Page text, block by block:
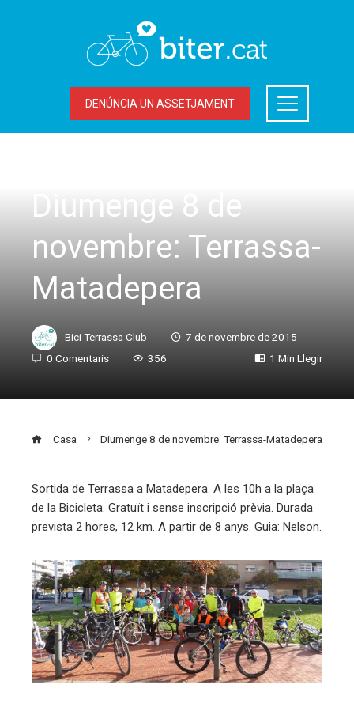
DENÚNCIA UN ASSETJAMENT
Diumenge 8 de
novembre: Terrassa-
Matadepera
Bici Terrassa Club
7 de novembre de 2015
0 Comentaris
356 1 Min Llegir
Casa Diumenge 8 de novembre: Terrassa-Matadepera
Sortida de Terrassa a Matadepera. A les 10h a la plaça
de la Bicicleta. Gratuït i sense inscripció prèvia. Durada
prevista 2 hores, 12 km. A partir de 8 anys. Guia: Nelson.